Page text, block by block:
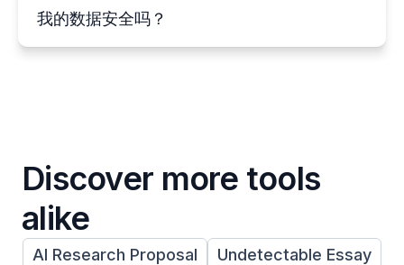
我的数据安全吗？
Discover more tools
alike
AI Research Proposal
Undetectable Essay